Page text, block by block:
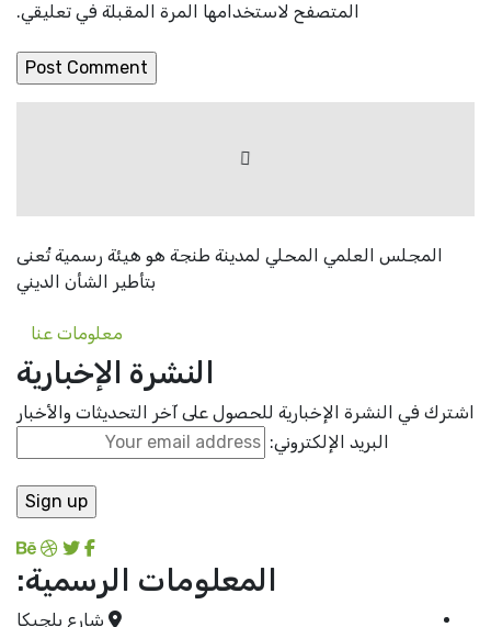
المتصفح لاستخدامها المرة المقبلة في تعليقي.
المجلس العلمي المحلي لمدينة طنجة هو هيئة رسمية تُعنى
بتأطير الشأن الديني
معلومات عنا
النشرة الإخبارية
في النشرة الإخبارية للحصول على آخر التحديثات والأخبار
البريد الإلكتروني:
المعلومات الرسمية:
شارع بلجيكا